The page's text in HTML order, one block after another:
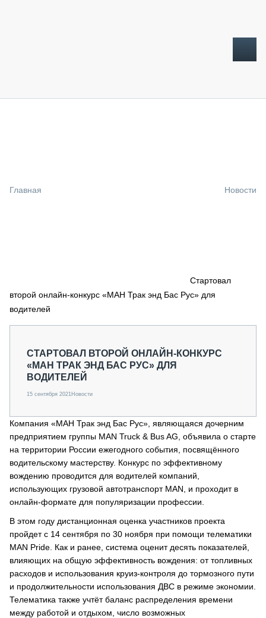
СПЕЦПРОЕКТЫ
МЕРОПРИЯТИЯ
СТАТЬИ ПО КАТЕГОРИЯМ ТЕХНИКИ
Главная Новости
Стартовал
второй онлайн-конкурс «МАН Трак энд Бас Рус» для
водителей
СТАРТОВАЛ ВТОРОЙ ОНЛАЙН-КОНКУРС
«МАН ТРАК ЭНД БАС РУС» ДЛЯ
ВОДИТЕЛЕЙ
15 сентября 2021Новости
Компания «МАН Трак энд Бас Рус», являющаяся дочерним
предприятием группы MAN Truck & Bus AG, объявила о старте
на территории России ежегодного события, посвящённого
водительскому мастерству. Конкурс по эффективному
вождению проводится для водителей компаний,
использующих грузовой автотранспорт MAN, и проходит в
онлайн-формате для популяризации профессии.
В этом году дистанционная оценка участников проекта
пройдет с 14 сентября по 30 ноября при помощи телематики
MAN Pride. Как и ранее, система оценит десять показателей,
влияющих на общую эффективность вождения: от топливных
расходов и использования круиз-контроля до тормозного пути
и продолжительности использования ДВС в режиме экономии.
Телематика также учтёт баланс распределения времени
между работой и отдыхом, число возможных